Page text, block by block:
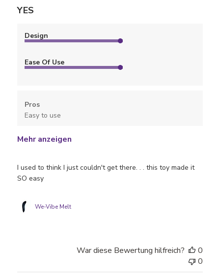
YES
I used to think I just couldn't get there. . . this toy made it
SO easy
We-Vibe Melt
Design
Ease Of Use
Pros
Easy to use
Mehr anzeigen
War diese Bewertung hilfreich?
0
0